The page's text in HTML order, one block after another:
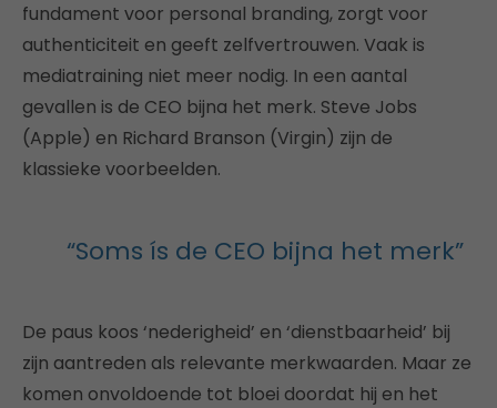
fundament voor personal branding, zorgt voor
authenticiteit en geeft zelfvertrouwen. Vaak is
mediatraining niet meer nodig. In een aantal
gevallen is de CEO bijna het merk. Steve Jobs
(Apple) en Richard Branson (Virgin) zijn de
klassieke voorbeelden.
“Soms ís de CEO bijna het merk”
De paus koos ‘nederigheid’ en ‘dienstbaarheid’ bij
zijn aantreden als relevante merkwaarden. Maar ze
komen onvoldoende tot bloei doordat hij en het